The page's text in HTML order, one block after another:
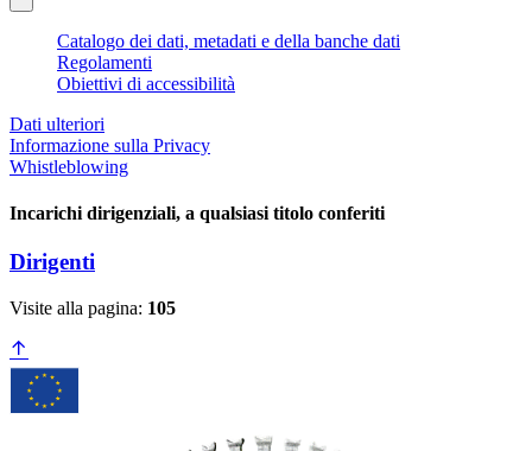
Catalogo dei dati, metadati e della banche dati
Regolamenti
Obiettivi di accessibilità
Dati ulteriori
Informazione sulla Privacy
Whistleblowing
Incarichi dirigenziali, a qualsiasi titolo conferiti
Dirigenti
Visite alla pagina: 105